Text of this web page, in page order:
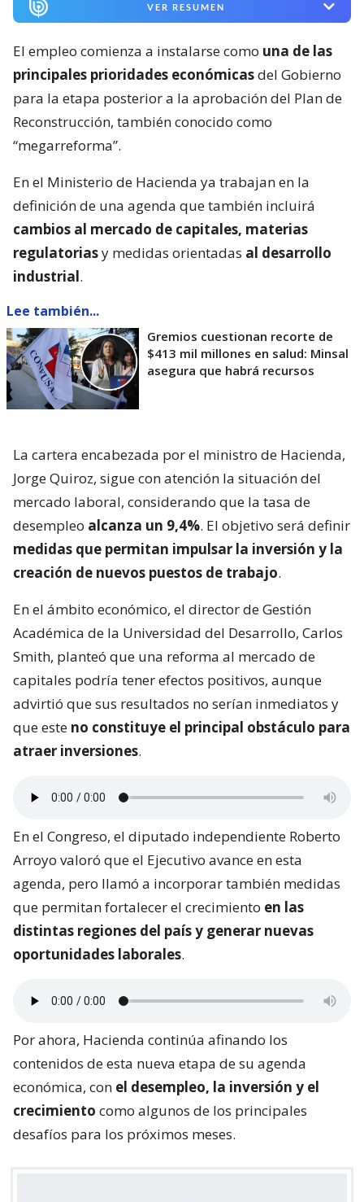
VER RESUMEN
El empleo comienza a instalarse como una de las
principales prioridades económicasdel Gobierno
para la etapa posterior a la aprobación del Plan de
Reconstrucción, también conocido como
“megarreforma”.
En el Ministerio de Hacienda ya trabajan en la
definición de una agenda que también incluirá
cambios al mercado de capitales, materias
regulatoriasy medidas orientadas al desarrollo
industrial.
Lee también...
Gremios cuestionan recorte de
$413 mil millones en salud: Minsal
asegura que habrá recursos
La cartera encabezada por el ministro de Hacienda,
Jorge Quiroz, sigue con atención la situación del
mercado laboral, considerando que la tasa de
desempleo alcanza un 9,4%. El objetivo será definir
medidas que permitan impulsar la inversión y la
creación de nuevos puestos de trabajo.
En el ámbito económico, el director de Gestión
Académica de la Universidad del Desarrollo, Carlos
Smith, planteó que una reforma al mercado de
capitales podría tener efectos positivos, aunque
advirtió que sus resultados no serían inmediatos y
que este no constituye el principal obstáculo para
atraer inversiones.
En el Congreso, el diputado independiente Roberto
Arroyo valoró que el Ejecutivo avance en esta
agenda, pero llamó a incorporar también medidas
que permitan fortalecer el crecimiento en las
distintas regiones del país y generar nuevas
oportunidades laborales.
Por ahora, Hacienda continúa afinando los
contenidos de esta nueva etapa de su agenda
económica, con el desempleo, la inversión y el
crecimiento como algunos de los principales
desafíos para los próximos meses.